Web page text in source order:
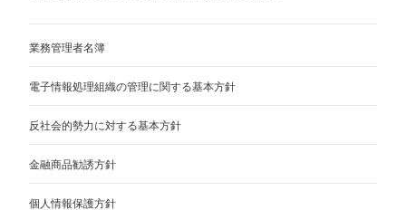
業務管理者名簿
電子情報処理組織の管理に関する基本方針
反社会的勢力に対する基本方針
金融商品勧誘方針
個人情報保護方針